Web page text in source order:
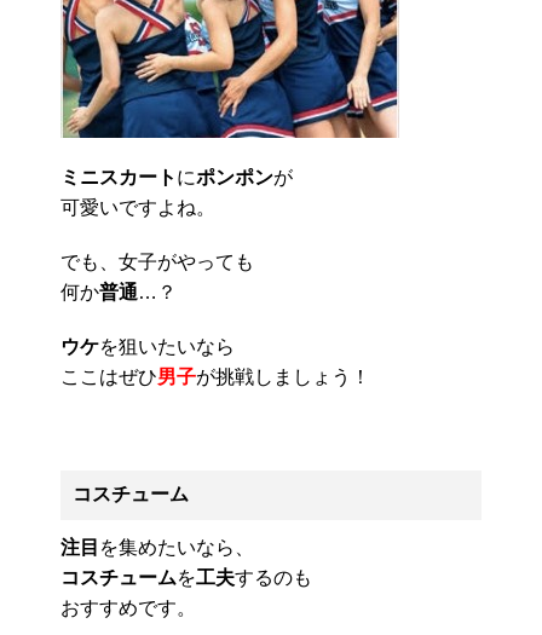
ミニスカート にポンポンが
可愛いですよね。
でも、女子がやっても
何か普通…？
ウケを狙いたいなら
ここはぜひ男子が挑戦しましょう！
コスチューム
注目 を集めたいなら、
コスチュームを工夫するのも
おすすめです。